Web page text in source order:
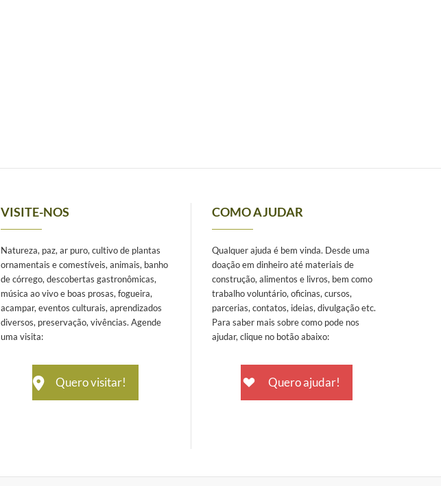
VISITE-NOS
Natureza, paz, ar puro, cultivo de plantas
ornamentais e comestíveis, animais, banho
de córrego, descobertas gastronômicas,
música ao vivo e boas prosas, fogueira,
acampar, eventos culturais, aprendizados
diversos, preservação, vivências. Agende
uma visita:
Quero visitar!
COMO AJUDAR
Qualquer ajuda é bem vinda. Desde uma
doação em dinheiro até materiais de
construção, alimentos e livros, bem como
trabalho voluntário, oficinas, cursos,
parcerias, contatos, ideias, divulgação etc.
Para saber mais sobre como pode nos
ajudar, clique no botão abaixo:
Quero ajudar!